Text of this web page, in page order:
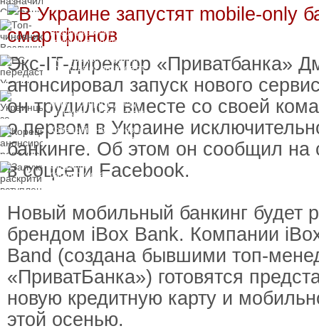
Топ-чиновнику
Воздушных сил
вручили подозрение по
1 млрд гривен
ЕС передаст Украине
средства от доходов от
замороженных активов
России
Украинцы за рубежом
могут потерять доступ
к госжилью и выплатам
Корецкий анонсировал
ревизию госбюджета
Залужный
раскритиковал
другие варианты
Экс-IT-директор «Приватбанка»
анонсировал запуск нового
он трудился вместе со своей
о первом в Украине
банкинге. Об этом он сообщил на
в соцсети Facebook.
Новый мобильный банкинг будет
брендом iBox Bank. Компании
Band (создана бывшими топ-
«ПриватБанка») готовятся
новую кредитную карту и
этой осенью.